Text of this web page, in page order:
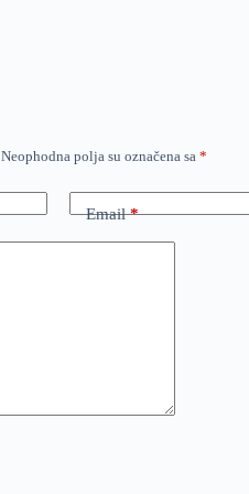
Neophodna polja su označena sa *
Email*